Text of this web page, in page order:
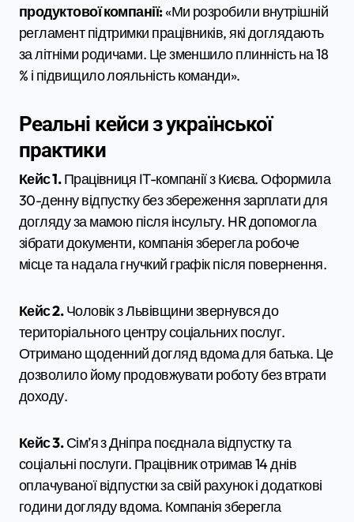
продуктової компанії:«Ми розробили внутрішній
регламент підтримки працівників, які доглядають
за літніми родичами. Це зменшило плинність на 18
% і підвищило лояльність команди».
Реальні кейси з української
практики
Кейс 1.Працівниця IT-компанії з Києва. Оформила
30-денну відпустку без збереження зарплати для
догляду за мамою після інсульту. HR допомогла
зібрати документи, компанія зберегла робоче
місце та надала гнучкий графік після повернення.
Кейс 2.Чоловік з Львівщини звернувся до
територіального центру соціальних послуг.
Отримано щоденний догляд вдома для батька. Це
дозволило йому продовжувати роботу без втрати
доходу.
Кейс 3.Сім’я з Дніпра поєднала відпустку та
соціальні послуги. Працівник отримав 14 днів
оплачуваної відпустки за свій рахунок і додаткові
години догляду вдома. Компанія зберегла